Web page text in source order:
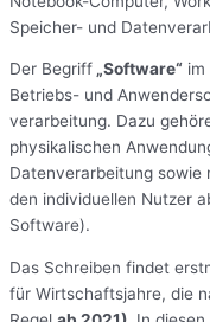
Speicher- und
Der Begriff „Software“ im
Betriebs- und
verarbeitung. Dazu
physikalischen
Datenverarbeitung sowie
den individuellen Nutzer
Software).
Das Schreiben findet
für Wirtschaftsjahre, die